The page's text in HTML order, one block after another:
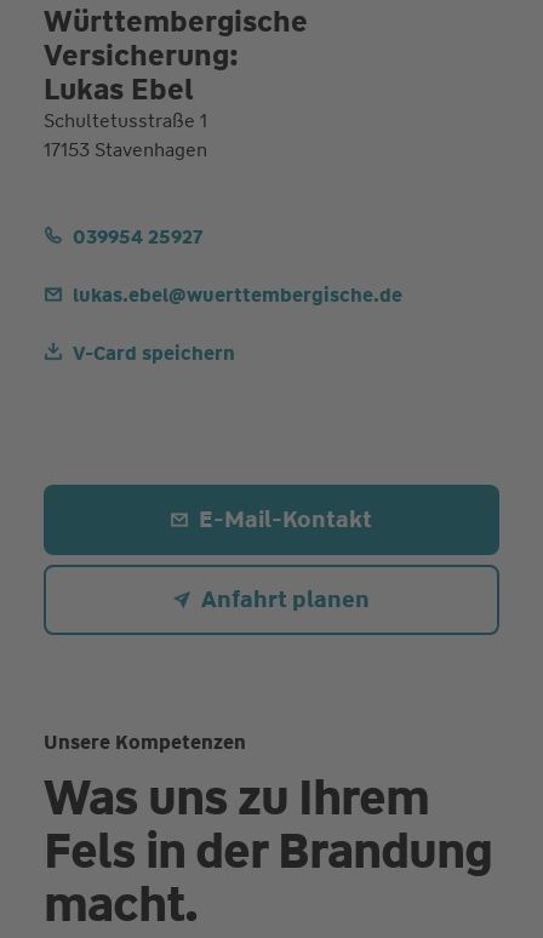
Württembergische
Versicherung:
Lukas Ebel
Schultetusstraße 1
17153 Stavenhagen
039954 25927
lukas.ebel@wuerttembergische.de
V-Card speichern
E-Mail-Kontakt
Anfahrt planen
Unsere Kompetenzen
Was uns zu Ihrem
Fels in der Brandung
macht.